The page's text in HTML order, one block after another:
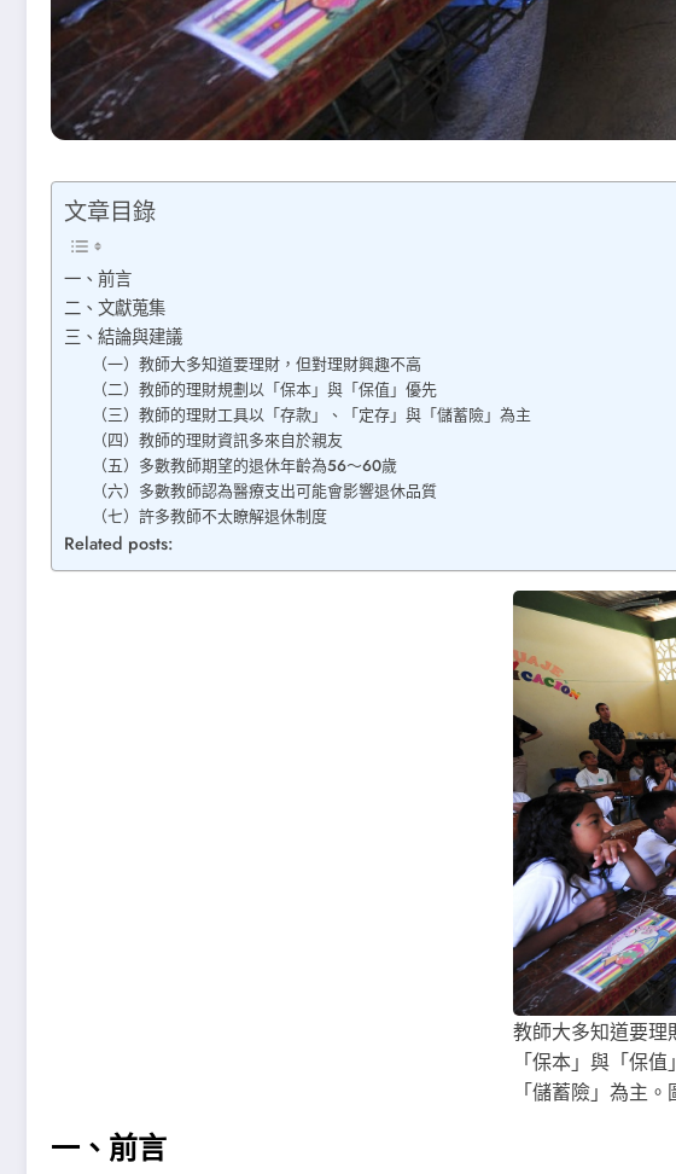
文章目錄
一、前言
二、文獻蒐集
三、結論與建議
（一）教師大多知道要理財，但對理財興趣不高
（二）教師的理財規劃以「保本」與「保值」優先
（三）教師的理財工具以「存款」、「定存」與「儲蓄險」為主
（四）教師的理財資訊多來自於親友
（五）多數教師期望的退休年齡為56～60歲
（六）多數教師認為醫療支出可能會影響退休品質
（七）許多教師不太瞭解退休制度
Related posts:
教師大多知道要理
「保本」與「保
「儲蓄險」為主
一、前言